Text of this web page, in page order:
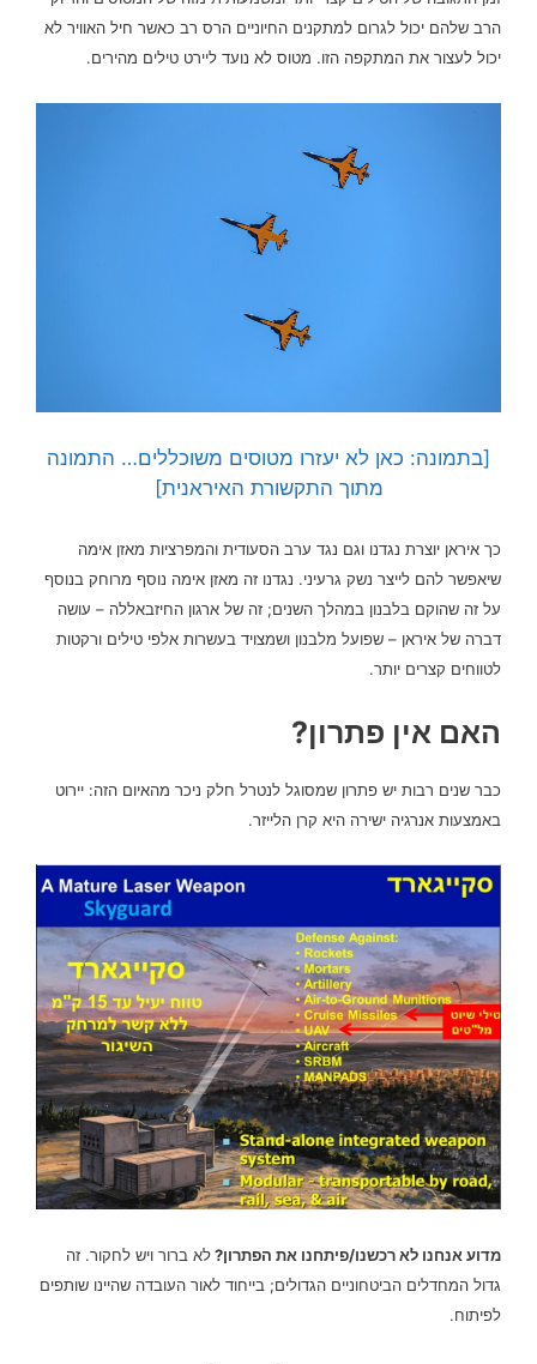
הרב שלהם יכול לגרום למתקנים החיוניים הרס רב כאשר חיל האוויר לא
יכול לעצור את המתקפה הזו. מטוס לא נועד ליירט טילים מהירים.
[בתמונה: כאן לא יעזרו מטוסים משוכללים… התמונה
מתוך התקשורת האיראנית]
כך איראן יוצרת נגדנו וגם נגד ערב הסעודית והמפרציות מאזן אימה
שיאפשר להם לייצר נשק גרעיני. נגדנו זה מאזן אימה נוסף מרוחק בנוסף
על זה שהוקם בלבנון במהלך השנים; זה של ארגון החיזבאללה – עושה
דברה של איראן – שפועל מלבנון ושמצויד בעשרות אלפי טילים ורקטות
לטווחים קצרים יותר.
האם אין פתרון?
כבר שנים רבות יש פתרון שמסוגל לנטרל חלק ניכר מהאיום הזה: יירוט
באמצעות אנרגיה ישירה היא קרן הלייזר.
מדוע אנחנו לא רכשנו/פיתחנו את הפתרון?לא ברור ויש לחקור. זה
גדול המחדלים הביטחוניים הגדולים; בייחוד לאור העובדה שהיינו שותפים
לפיתוח.